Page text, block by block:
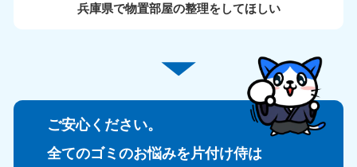
兵庫県で物置部屋の整理をしてほしい
ご安心ください。
全てのゴミのお悩みを片付け侍は